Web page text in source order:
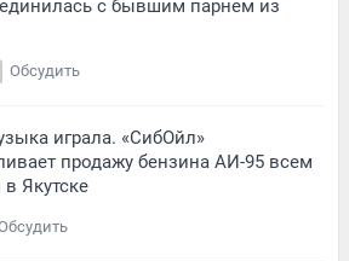
с бывшим парнем из
Обсудить
играла. «СибОйл»
продажу бензина АИ-95 всем
Якутске